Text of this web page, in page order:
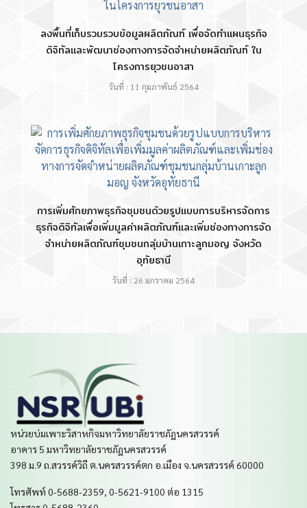
ลงพื้นที่เก็บรวมรวบข้อมูลผลิตภัณฑ์ เพื่อจัดทำแผนธุรกิจ
ดิจิทัลและพัฒนาช่องทางการจัดจำหน่ายผลิตภัณฑ์ ใน
โครงการยุวชนอาสา
วันที่ : 11 กุมภาพันธ์ 2564
การเพิ่มศักยภาพธุรกิจชุมชนด้วยรูปแบบการบริหารจัดการ
ธุรกิจดิจิทัลเพื่อเพิ่มมูลค่าผลิตภัณฑ์และเพิ่มช่องทางการจัด
จำหน่ายผลิตภัณฑ์ชุมชนกลุ่มบ้านเกาะลูกมอญ จังหวัด
อุทัยธานี
วันที่ : 26 มกราคม 2564
หน่วยบ่มเพาะวิสาหกิจมหาวิทยาลัยราชภัฏนครสวรรค์
อาคาร 5 มหาวิทยาลัยราชภัฏนครสวรรค์
398 ม.9 ถ.สวรรค์วิถี ต.นครสวรรค์ตก อ.เมือง จ.นครสวรรค์ 60000
โทรศัพท์ 0-5688-2359, 0-5621-9100 ต่อ 1315